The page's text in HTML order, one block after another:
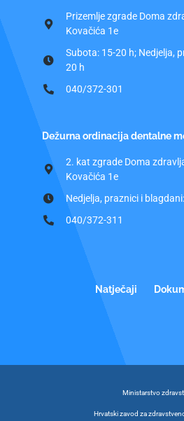
Prizemlje zgrade Doma
Kovačića 1e
Subota: 15-20 h; Nedjelja,
20 h
040/372-301
Dežurna ordinacija dentalne
2. kat zgrade Doma
Kovačića 1e
Nedjelja, praznici i
040/372-311
Natječaji
Ministarstvo
Hrvatski zavod za